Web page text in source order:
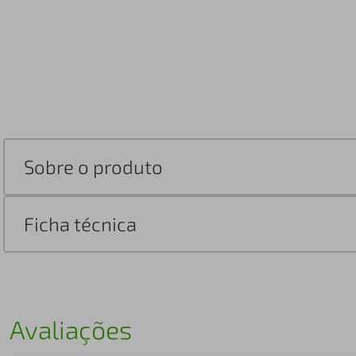
Sobre o produto
Ficha técnica
Avaliações